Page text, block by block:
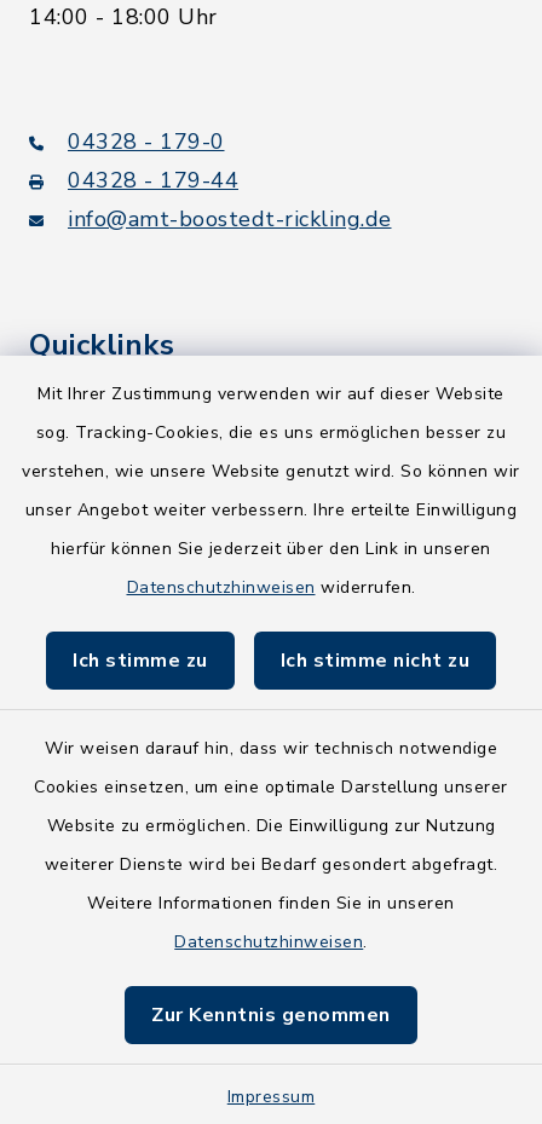
Mit Ihrer Zustimmung verwenden wir auf dieser Website
sog. Tracking-Cookies, die es uns ermöglichen besser zu
verstehen, wie unsere Website genutzt wird. So können wir
unser Angebot weiter verbessern. Ihre erteilte Einwilligung
hierfür können Sie jederzeit über den Link in unseren
Datenschutzhinweisen widerrufen.
Ich stimme zu Ich stimme nicht zu
Wir weisen darauf hin, dass wir technisch notwendige
Cookies einsetzen, um eine optimale Darstellung unserer
Website zu ermöglichen. Die Einwilligung zur Nutzung
weiterer Dienste wird bei Bedarf gesondert abgefragt.
Weitere Informationen finden Sie in unseren
Datenschutzhinweisen.
Zur Kenntnis genommen
Impressum
14:00 - 18:00 Uhr
04328 - 179-0
04328 - 179-44
info@amt-boostedt-rickling.de
Quicklinks
Kreis Segeberg
NEU! Amtsbroschüre 2026
Holsteiner Auenland
Fundbüro
Barrierefreiheit
Impressum
Sitemap